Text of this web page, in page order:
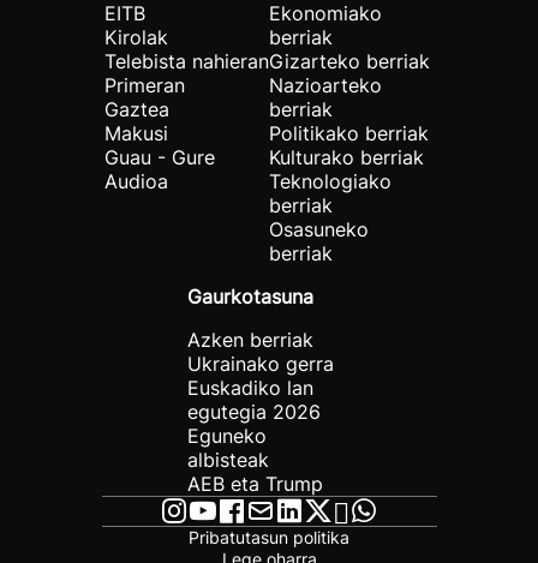
EITB
Kirolak
Telebista nahieran
Primeran
Gaztea
Makusi
Guau - Gure
Audioa
Ekonomiako
berriak
Gizarteko berriak
Nazioarteko
berriak
Politikako berriak
Kulturako berriak
Teknologiako
berriak
Osasuneko
berriak
Gaurkotasuna
Azken berriak
Ukrainako gerra
Euskadiko lan
egutegia 2026
Eguneko
albisteak
AEB eta Trump
Pribatutasun politika
Lege oharra